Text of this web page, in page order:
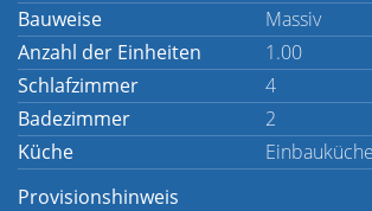
Bauweise
Massiv
Anzahl der Einheiten
1.00
Schlafzimmer
4
Badezimmer
2
Küche
Einbauküche
Provisionshinweis